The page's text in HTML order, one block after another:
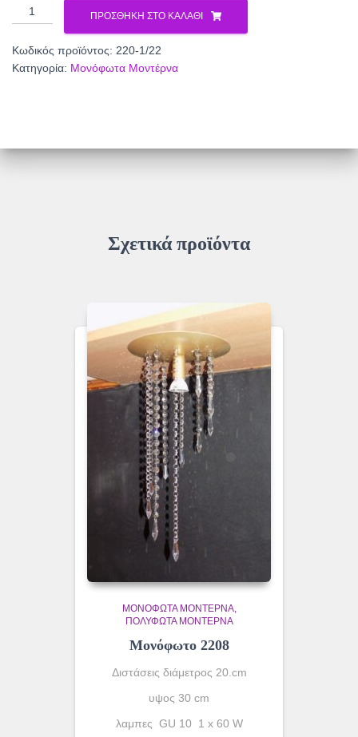
ΜΟΝΟΦΩΤΟ
ΑΛΟΥΜΙΝΙΟΥ
ποσότητα
ΠΡΟΣΘΉΚΗ ΣΤΟ ΚΑΛΆΘΙ
Κωδικός προϊόντος: 220-1/22
Κατηγορία: Μονόφωτα Μοντέρνα
Σχετικά προϊόντα
ΜΟΝΌΦΩΤΑ ΜΟΝΤΈΡΝΑ
ΠΟΛΎΦΩΤΑ ΜΟΝΤΈΡΝΑ
Μονόφωτο 2208
Διστάσεις διάμετρος 20.cm
υψος 30 cm
λαμπες GU 10 1 x 60 W